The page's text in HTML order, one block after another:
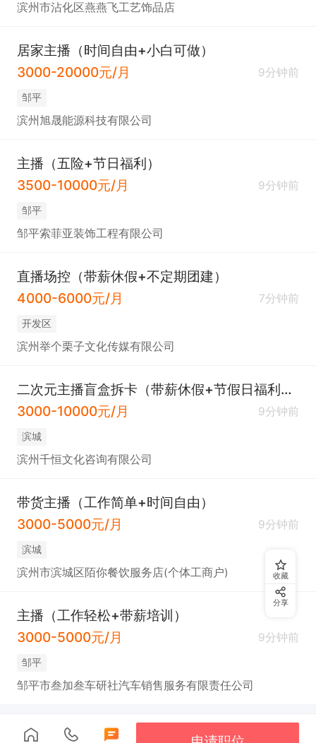
滨州市沾化区燕燕飞工艺饰品店
居家主播（时间自由+小白可做）
3000-20000元/月
9分钟前
邹平
滨州旭晟能源科技有限公司
主播（五险+节日福利）
3500-10000元/月
9分钟前
邹平
邹平索菲亚装饰工程有限公司
直播场控（带薪休假+不定期团建）
4000-6000元/月
7分钟前
开发区
滨州举个栗子文化传媒有限公司
二次元主播盲盒拆卡（带薪休假+节假日福利+公司氛围好）
3000-10000元/月
9分钟前
滨城
滨州千恒文化咨询有限公司
带货主播（工作简单+时间自由）
3000-5000元/月
9分钟前
滨城
滨州市滨城区陌你餐饮服务店(个体工商户)
主播（工作轻松+带薪培训）
3000-5000元/月
9分钟前
邹平
邹平市叁加叁车研社汽车销售服务有限责任公司
收藏
分享